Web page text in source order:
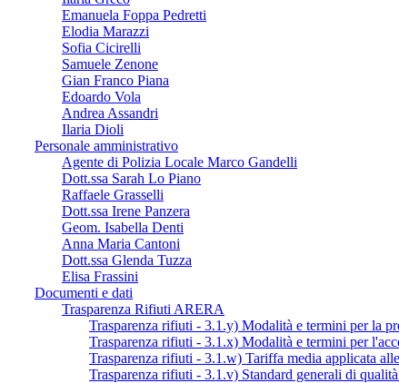
Emanuela Foppa Pedretti
Elodia Marazzi
Sofia Cicirelli
Samuele Zenone
Gian Franco Piana
Edoardo Vola
Andrea Assandri
Ilaria Dioli
Personale amministrativo
Agente di Polizia Locale Marco Gandelli
Dott.ssa Sarah Lo Piano
Raffaele Grasselli
Dott.ssa Irene Panzera
Geom. Isabella Denti
Anna Maria Cantoni
Dott.ssa Glenda Tuzza
Elisa Frassini
Documenti e dati
Trasparenza Rifiuti ARERA
Trasparenza rifiuti - 3.1.y) Modalità e termini per la
Trasparenza rifiuti - 3.1.x) Modalità e termini per
Trasparenza rifiuti - 3.1.w) Tariffa media applicata
Trasparenza rifiuti - 3.1.v) Standard generali di